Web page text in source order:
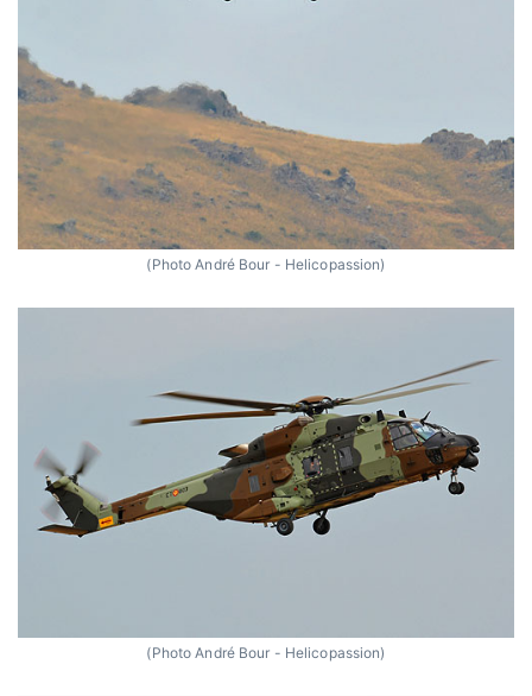
(Photo André Bour - Helicopassion)
(Photo André Bour - Helicopassion)